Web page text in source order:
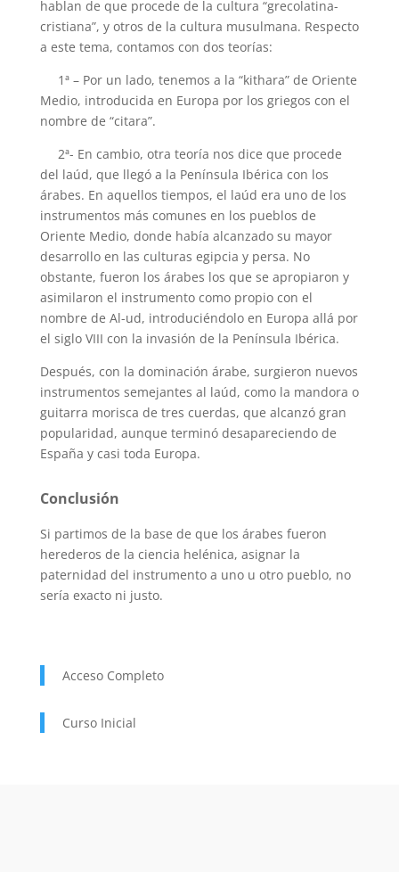
hablan de que procede de la cultura “grecolatina-
cristiana”, y otros de la cultura musulmana. Respecto
a este tema, contamos con dos teorías:
1ª – Por un lado, tenemos a la “kithara” de Oriente
Medio, introducida en Europa por los griegos con el
nombre de “citara”.
2ª- En cambio, otra teoría nos dice que procede
del laúd, que llegó a la Península Ibérica con los
árabes. En aquellos tiempos, el laúd era uno de los
instrumentos más comunes en los pueblos de
Oriente Medio, donde había alcanzado su mayor
desarrollo en las culturas egipcia y persa. No
obstante, fueron los árabes los que se apropiaron y
asimilaron el instrumento como propio con el
nombre de Al-ud, introduciéndolo en Europa allá por
el siglo VIII con la invasión de la Península Ibérica.
Después, con la dominación árabe, surgieron nuevos
instrumentos semejantes al laúd, como la mandora o
guitarra morisca de tres cuerdas, que alcanzó gran
popularidad, aunque terminó desapareciendo de
España y casi toda Europa.
Conclusión
Si partimos de la base de que los árabes fueron
herederos de la ciencia helénica, asignar la
paternidad del instrumento a uno u otro pueblo, no
sería exacto ni justo.
Acceso Completo
Curso Inicial